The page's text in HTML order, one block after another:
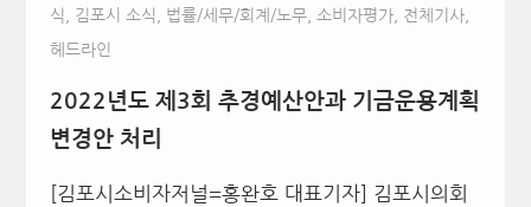
식 김포시 소식 법률/세무/회계/노무, 소비자평가, 전체기사,
헤드라인
2022 년도 제 3회 추경예산안과 기금운용계획
변경안 처리
[김포시소비자저널=홍완호 대표기자] 김포시의회